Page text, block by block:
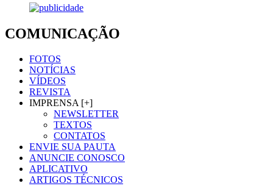
COMUNICAÇÃO
FOTOS
NOTÍCIAS
VÍDEOS
REVISTA
IMPRENSA [+]
NEWSLETTER
TEXTOS
CONTATOS
ENVIE SUA PAUTA
ANUNCIE CONOSCO
APLICATIVO
ARTIGOS TÉCNICOS